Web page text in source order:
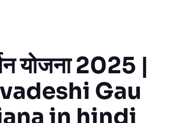
योजना 2025 |
Gau
in hindi